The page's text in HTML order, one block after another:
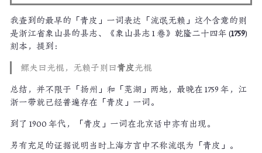
我查到的最早的「青皮」一词表达「流氓无赖」这个含意的则
是浙江省象山县的县志、《象山县志 1 卷》乾隆二十四年 (1759)
刻本，提到：
鳏夫曰光棍，无赖子则曰青皮光棍
总结，并不限于「扬州」和「芜湖」两地，最晚在 1759 年，江
浙一带就已经普遍存在「青皮」一词。
到了 1900 年代，「青皮」一词在北京话中亦有出现。
另有充足的证据说明当时上海方言中不称流氓为「青皮」。